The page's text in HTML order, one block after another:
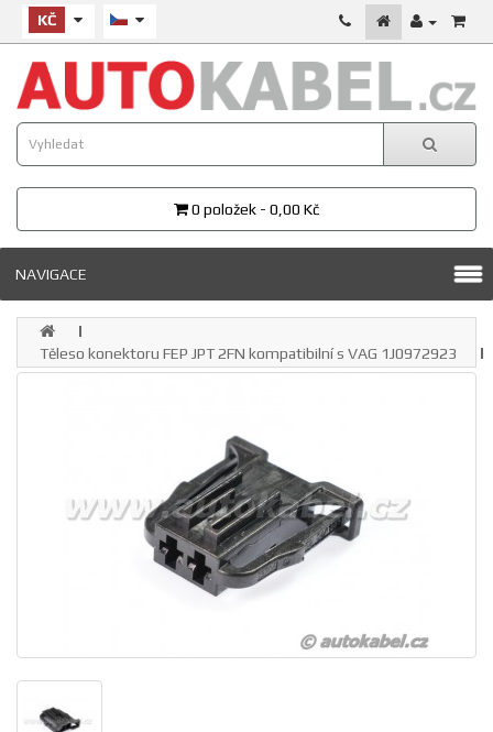
KČ
0 položek - 0,00 Kč
NAVIGACE
Těleso konektoru FEP JPT 2FN kompatibilní s VAG 1J0972923